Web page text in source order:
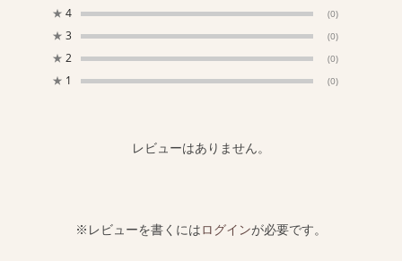
★ 4 (0)
★ 3 (0)
★ 2 (0)
★ 1 (0)
レビューはありません。
※レビューを書くにはログインが必要です。